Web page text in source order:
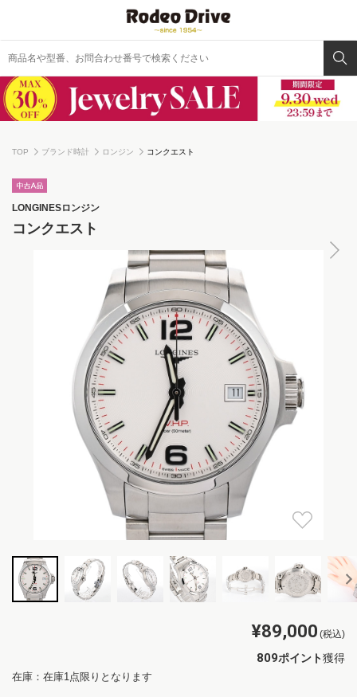
TOP ブランド時計 ロンジン コンクエスト
LONGINESロンジン
コンクエスト
¥89,000 (税込)
809ポイント獲得
在庫：在庫1点限りとなります